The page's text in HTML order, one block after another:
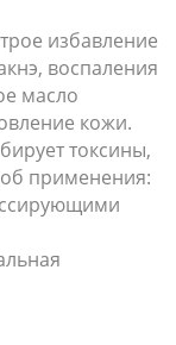
избавление
воспаления
масло
кожи.
токсины,
применения: